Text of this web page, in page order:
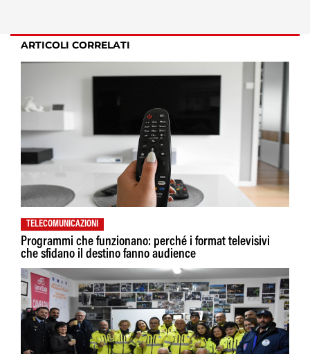
ARTICOLI CORRELATI
TELECOMUNICAZIONI
Programmi che funzionano: perché i format televisivi
che sfidano il destino fanno audience